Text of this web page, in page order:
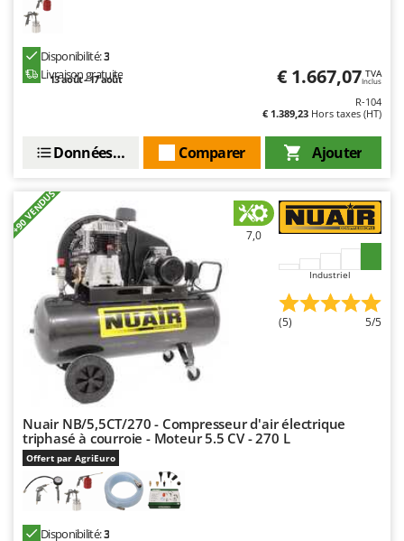
Disponibilité:3
Livraison gratuite
13 août - 17 août € 1.667,07 TVA
Inclus
R-104
€ 1.389,23 Hors taxes (HT)
Ajouter
Comparer
Données techniques
+90 VENDUS 7,0
Industriel
(5) 5/5
Nuair NB/5,5CT/270 - Compresseur d'air électrique
triphasé à courroie - Moteur 5.5 CV - 270 L
Offert par AgriEuro
Disponibilité:3